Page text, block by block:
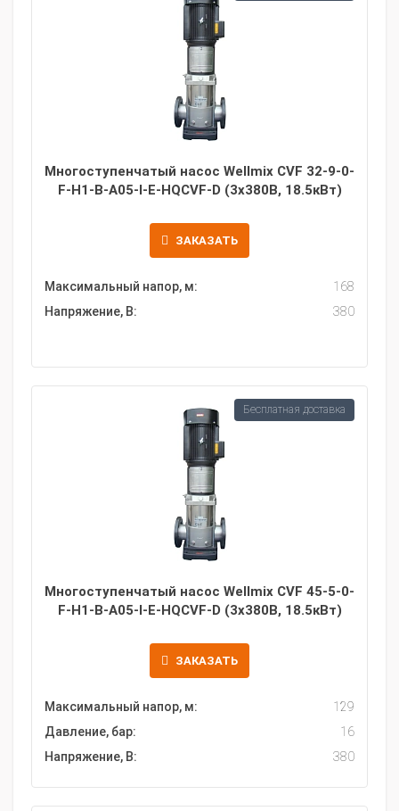
Многоступенчатый насос Wellmix CVF 32-9-0-
F-H1-B-A05-I-E-HQCVF-D (3х380В, 18.5кВт)
ЗАКАЗАТЬ
Максимальный напор, м:
168
Напряжение, В:
380
Многоступенчатый насос Wellmix CVF 45-5-0-
F-H1-B-A05-I-E-HQCVF-D (3х380В, 18.5кВт)
ЗАКАЗАТЬ
Максимальный напор, м:
129
Давление, бар:
16
Напряжение, В:
380
Бесплатная доставка